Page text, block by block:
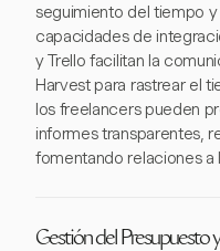
seguimiento del tiempo
capacidades de
y Trello facilitan la
Harvest para rastrear el
los freelancers pueden
informes transparentes,
fomentando relaciones a
Gestión del Presupuesto